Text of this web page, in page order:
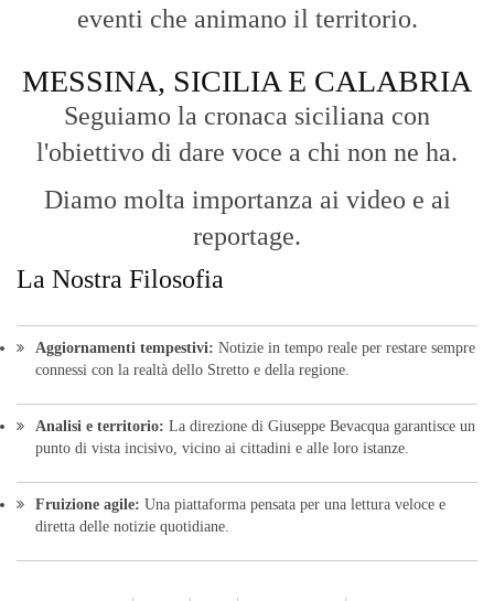
eventi che animano il territorio.
MESSINA, SICILIA E CALABRIA
Seguiamo la cronaca siciliana con
l'obiettivo di dare voce a chi non ne ha.
Diamo molta importanza ai video e ai
reportage.
La Nostra Filosofia
Aggiornamenti tempestivi: Notizie in tempo reale per restare sempre
connessi con la realtà dello Stretto e della regione.
Analisi e territorio: La direzione di Giuseppe Bevacqua garantisce un
punto di vista incisivo, vicino ai cittadini e alle loro istanze.
Fruizione agile: Una piattaforma pensata per una lettura veloce e
diretta delle notizie quotidiane.